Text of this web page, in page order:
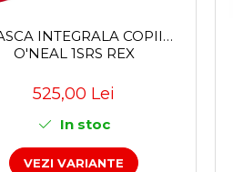
INTEGRALA COPII
O'NEAL 1SRS REX
525,00 Lei
In stoc
VEZI VARIANTE